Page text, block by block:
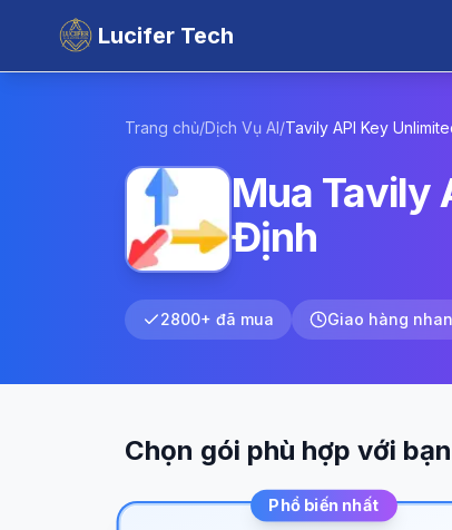
Lucifer Tech
Trang chủ/Dịch Vụ AI/Tavily API Key
Mua Tavily
Định
2800+ đã mua Giao hàng
Chọn gói phù hợp với bạn
Phổ biến nhất